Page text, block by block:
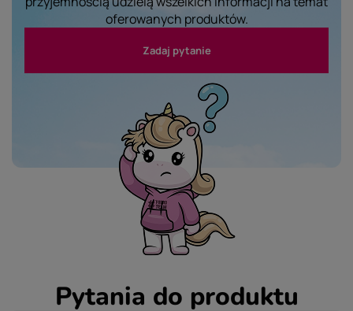
oferowanych produktów.
Zadaj pytanie
Pytania do produktu